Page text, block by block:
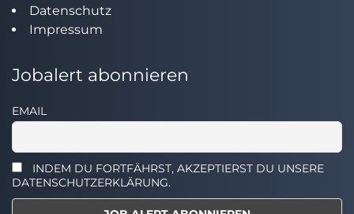
Datenschutz
Impressum
Jobalert abonnieren
EMAIL
INDEM DU FORTFÄHRST, AKZEPTIERST DU UNSERE
DATENSCHUTZERKLÄRUNG.